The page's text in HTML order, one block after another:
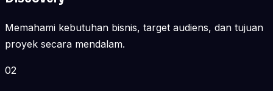
Memahami kebutuhan bisnis, target audiens, dan tujuan
proyek secara mendalam.
02